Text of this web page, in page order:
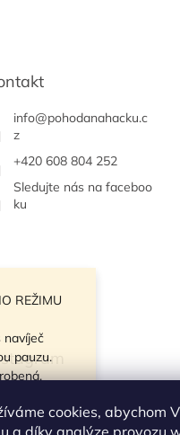
cookies, abychom
a díky analýze provozu
REŽIMU
navíječ
pauzu.
info@pohodanahacku.c
z
+420 608 804 252
Sledujte nás na faceboo
ku